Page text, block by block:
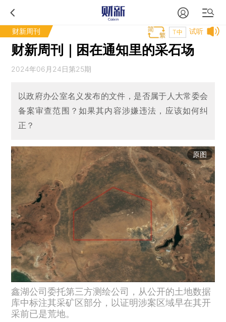
财新周刊 试听
T中
财新周刊｜困在通知里的采石场
2024年06月24日第25期
以政府办公室名义发布的文件，是否属于人大常委会
备案审查范围？如果其内容涉嫌违法，应该如何纠
正？
原图
鑫湖公司委托第三方测绘公司，从公开的土地数据
库中标注其采矿区部分，以证明涉案区域早在其开
采前已是荒地。